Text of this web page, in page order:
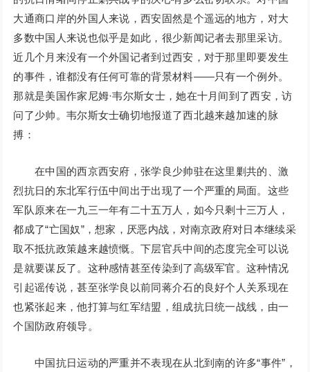
大通商口岸的外国人来说，西安固然是个遥远的地方，对大
多数中国人来说也似乎是如此，很少新闻记者去那里采访。
近几个月来没有一个外国记者到过西安，对于那里即要发生
的事件，谁都没有任何可靠的背景材料——只有一个例外。
那就是美国作家尼姆·韦尔斯女士，她在十月间到了西安，访
问了少帅。韦尔斯女士确切地报道了西北越来越加速的脉
搏：
在中国的西京西安府，张学良少帅驻在这里剿共的、激
烈抗日的东北军行伍中间出于出现了一个严重的局面。这些
军队原来在一九三一年有二十五万人，如今只剩十三万人，
都成了“亡国奴”，想家，厌恶内战，对南京政府对日本继续采
取不抵抗政策越来越愤慨。下层官兵中间的态度完全可以说
是就要谋反了。这种感情甚至传染到了高级军官。这种情况
引起谣传说，甚至张学良以前同蒋介石的良好个人关系现在
也紧张起来，他打算与红军结盟，组成抗日统一战线，由一
个国防政府领导。
中国抗日运动的严重并不表现在从北到南的许多“事件”，